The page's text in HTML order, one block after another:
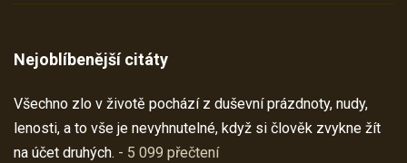
Nejoblíbenější citáty
Všechno zlo v životě pochází z duševní prázdnoty, nudy,
lenosti, a to vše je nevyhnutelné, když si člověk zvykne žít
na účet druhých. - 5 099 přečtení